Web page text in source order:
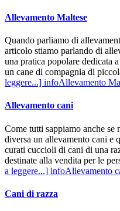
Allevamento Maltese
Quando parliamo di
articolo stiamo parlando di
una pratica popolare dedicata
un cane di compagnia di
leggere...] infoAllevamento
Allevamento cani
Come tutti sappiamo anche se
diversa un allevamento cani e
curati cuccioli di cani di una
destinate alla vendita per le
a leggere...] infoAllevamento
Cani di razza